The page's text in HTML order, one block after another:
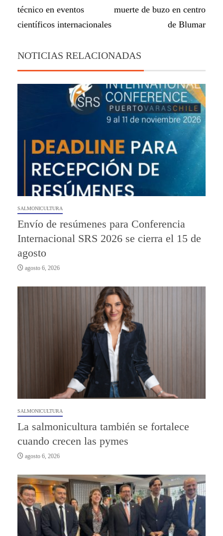
técnico en eventos
científicos internacionales
muerte de buzo en centro
de Blumar
NOTICIAS RELACIONADAS
SALMONICULTURA
Envío de resúmenes para Conferencia
Internacional SRS 2026 se cierra el 15 de
agosto
agosto 6, 2026
SALMONICULTURA
La salmonicultura también se fortalece
cuando crecen las pymes
agosto 6, 2026